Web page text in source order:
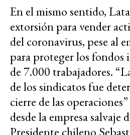
En el mismo sentido,
extorsión para vender
del coronavirus, pese al
para proteger los fondos
de 7.000 trabajadores.
de los sindicatos fue
cierre de las
desde la empresa salvaje